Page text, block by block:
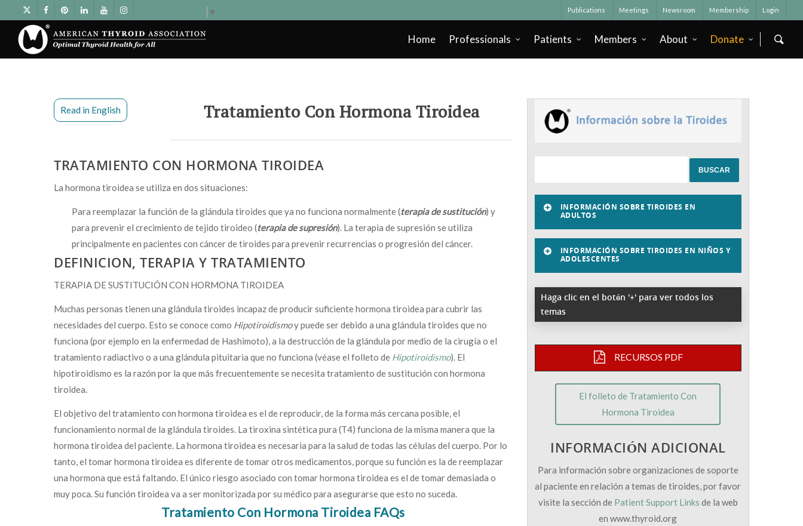
▼ Publications Meetings Newsroom Membership Login
Home Professionals Patients Members About Donate
Read in English Tratamiento Con Hormona Tiroidea
TRATAMIENTO CON HORMONA TIROIDEA
La hormona tiroidea se utiliza en dos situaciones:
Para reemplazar la función de la glándula tiroides que ya no funciona normalmente (terapia de sustitución) y
para prevenir el crecimiento de tejido tiroideo (terapia de supresión). La terapia de supresión se utiliza
principalmente en pacientes con cáncer de tiroides para prevenir recurrencias o progresión del cáncer.
DEFINICION, TERAPIA Y TRATAMIENTO
TERAPIA DE SUSTITUCIÓN CON HORMONA TIROIDEA
Muchas personas tienen una glándula tiroides incapaz de producir suficiente hormona tiroidea para cubrir las
necesidades del cuerpo. Esto se conoce como Hipotiroidismoy puede ser debido a una glándula tiroides que no
funciona (por ejemplo en la enfermedad de Hashimoto), a la destrucción de la glándula por medio de la cirugía o el
tratamiento radiactivo o a una glándula pituitaria que no funciona (véase el folleto de Hipotiroidismo). El
hipotiroidismo es la razón por la que más frecuentemente se necesita tratamiento de sustitución con hormona
tiroidea.
El objetivo del tratamiento con hormona tiroidea es el de reproducir, de la forma más cercana posible, el
funcionamiento normal de la glándula tiroides. La tiroxina sintética pura (T4) funciona de la misma manera que la
hormona tiroidea del paciente. La hormona tiroidea es necesaria para la salud de todas las células del cuerpo. Por lo
tanto, el tomar hormona tiroidea es diferente de tomar otros medicamentos, porque su función es la de reemplazar
una hormona que está faltando. El único riesgo asociado con tomar hormona tiroidea es el de tomar demasiada o
muy poca. Su función tiroidea va a ser monitorizada por su médico para asegurarse que esto no suceda.
Tratamiento Con Hormona Tiroidea FAQs
INFORMACIÓN SOBRE TIROIDES EN
ADULTOS
INFORMACIÓN SOBRE TIROIDES EN NIÑOS Y
ADOLESCENTES
Haga clic en el botón '+' para ver todos los
temas
RECURSOS PDF
El folleto de Tratamiento Con
Hormona Tiroidea
INFORMACIÓN ADICIONAL
Para información sobre organizaciones de soporte
al paciente en relación a temas de tiroides, por favor
visite la sección de Patient Support Links de la web
en www.thyroid.org